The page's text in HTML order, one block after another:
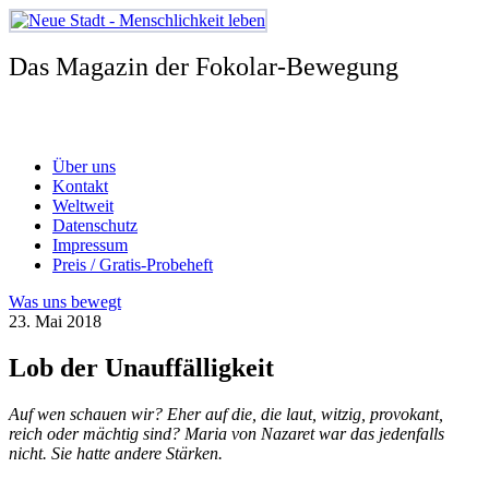
Zum
Inhalt
springen
Das Magazin der Fokolar-Bewegung
Über uns
Kontakt
Weltweit
Datenschutz
Impressum
Preis / Gratis-Probeheft
Was uns bewegt
23. Mai 2018
Lob der Unauffälligkeit
Auf wen schauen wir? Eher auf die, die laut, witzig, provokant,
reich oder mächtig sind? Maria von Nazaret war das jedenfalls
nicht. Sie hatte andere Stärken.